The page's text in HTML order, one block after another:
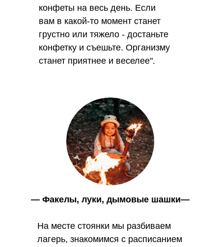
Вебинары на платформе "Первое
Смотреть оригинал материала
Темы воспитания, образования, организации
конфеты на весь день. Если
вам в какой-то момент станет
грустно или тяжело - достаньте
конфетку и съешьте. Организму
станет приятнее и веселее".
На месте стоянки мы разбиваем
лагерь, знакомимся с расписанием
— Факелы, луки, дымовые шашки—